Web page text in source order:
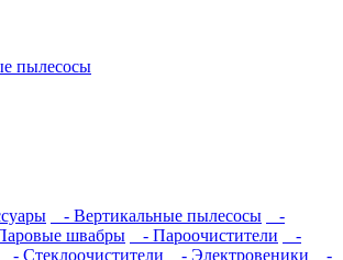
пылесосы
- Вертикальные пылесосы
-
швабры - Пароочистители
-
- Стеклоочистители - Электровеники
-